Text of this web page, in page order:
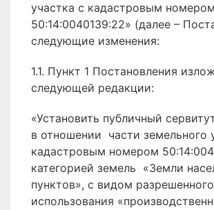
участка с кадастровым номером
50:14:0040139:22» (далее –
следующие изменения:
1.1. Пункт 1 Постановления
следующей редакции:
«Установить публичный
в отношении части земельного
кадастровым номером
категорией земель «Земли
пунктов», с видом разрешенного
использования